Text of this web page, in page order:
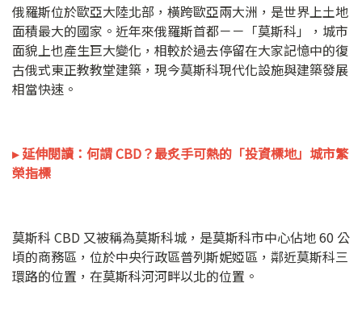
俄羅斯位於歐亞大陸北部，橫跨歐亞兩大洲，是世界上土地
面積最大的國家。近年來俄羅斯首都－－「莫斯科」，城市
面貌上也產生巨大變化，相較於過去停留在大家記憶中的復
古俄式東正教教堂建築，現今莫斯科現代化設施與建築發展
相當快速。
▸ 延伸閱讀：何謂 CBD？最炙手可熱的「投資標地」城市繁
榮指標
莫斯科 CBD 又被稱為莫斯科城，是莫斯科市中心佔地 60 公
頃的商務區，位於中央行政區普列斯妮婭區，鄰近莫斯科三
環路的位置，在莫斯科河河畔以北的位置。